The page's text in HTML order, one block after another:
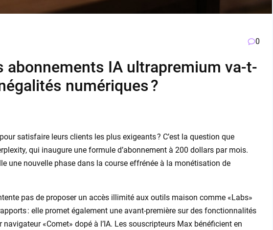
0
abonnements IA ultrapremium va-t-
numériques ?
satisfaire leurs clients les plus exigeants ? C’est la question que
qui inaugure une formule d’abonnement à 200 dollars par mois.
une nouvelle phase dans la course effrénée à la monétisation de
pas de proposer un accès illimité aux outils maison comme «Labs»
: elle promet également une avant-première sur des fonctionnalités
«Comet» dopé à l’IA. Les souscripteurs Max bénéficient en